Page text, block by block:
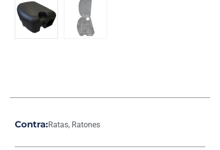
Contra:Ratas, Ratones